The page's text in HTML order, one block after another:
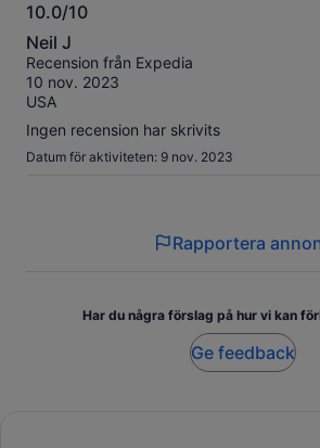
10.0/10
10.0
av
10
Neil J
Recension från Expedia
10 nov. 2023
USA
Ingen recension har skrivits
Datum för aktiviteten: 9 nov. 2023
Rapportera
Har du några förslag på hur vi kan
Ge feedback